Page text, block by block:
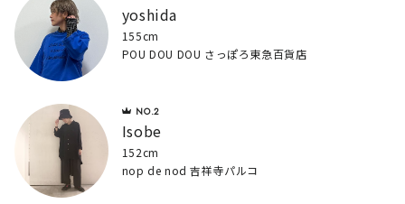
yoshida
155cm
POU DOU DOU さっぽろ東急百貨店
Isobe
152cm
nop de nod 吉祥寺パルコ